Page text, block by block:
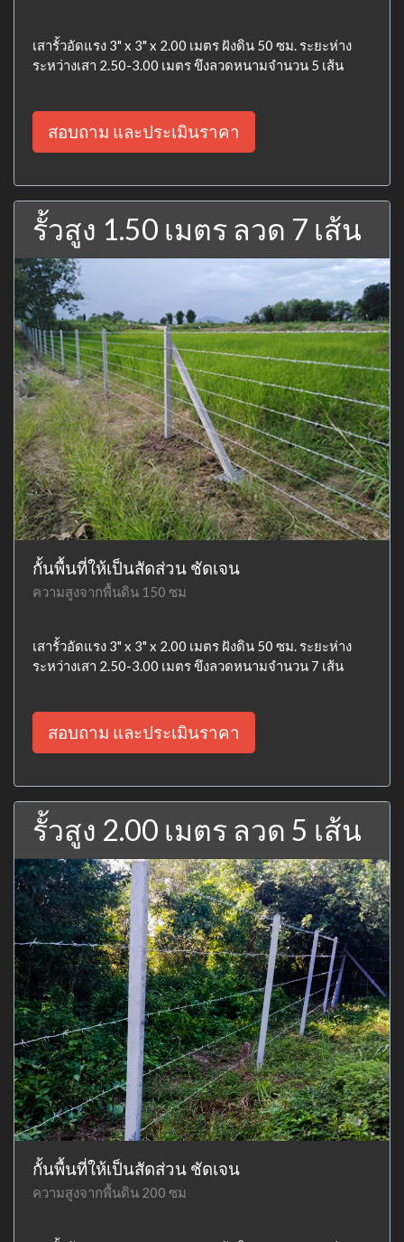
เสารั้วอัดแรง 3" x 3" x 2.00 เมตร ฝังดิน 50 ซม. ระยะห่าง
ระหว่างเสา 2.50-3.00 เมตร ขึงลวดหนามจำนวน 5 เส้น
สอบถาม และประเมินราคา
รั้วสูง 1.50 เมตร ลวด 7 เส้น
กั้นพื้นที่ให้เป็นสัดส่วน ชัดเจน
ความสูงจากพื้นดิน 150 ซม
เสารั้วอัดแรง 3" x 3" x 2.00 เมตร ฝังดิน 50 ซม. ระยะห่าง
ระหว่างเสา 2.50-3.00 เมตร ขึงลวดหนามจำนวน 7 เส้น
สอบถาม และประเมินราคา
รั้วสูง 2.00 เมตร ลวด 5 เส้น
กั้นพื้นที่ให้เป็นสัดส่วน ชัดเจน
ความสูงจากพื้นดิน 200 ซม